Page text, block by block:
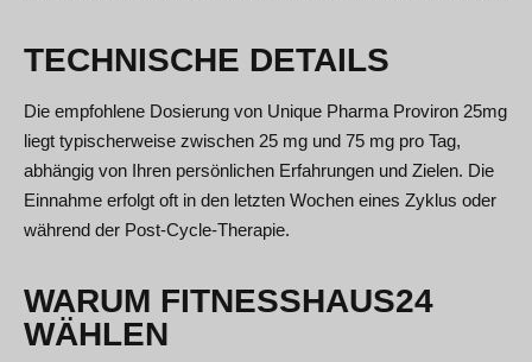
TECHNISCHE DETAILS
Die empfohlene Dosierung von Unique Pharma Proviron 25mg
liegt typischerweise zwischen 25 mg und 75 mg pro Tag,
abhängig von Ihren persönlichen Erfahrungen und Zielen. Die
Einnahme erfolgt oft in den letzten Wochen eines Zyklus oder
während der Post-Cycle-Therapie.
WARUM FITNESSHAUS24
WÄHLEN